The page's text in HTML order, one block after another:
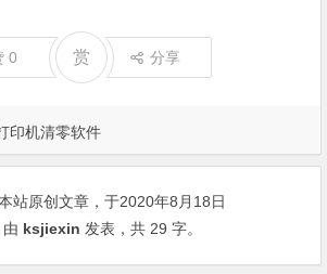
印机清零软件
0 赏 分享
站原创文章，于2020年8月18日
由 ksjiexin 发表，共 29 字。